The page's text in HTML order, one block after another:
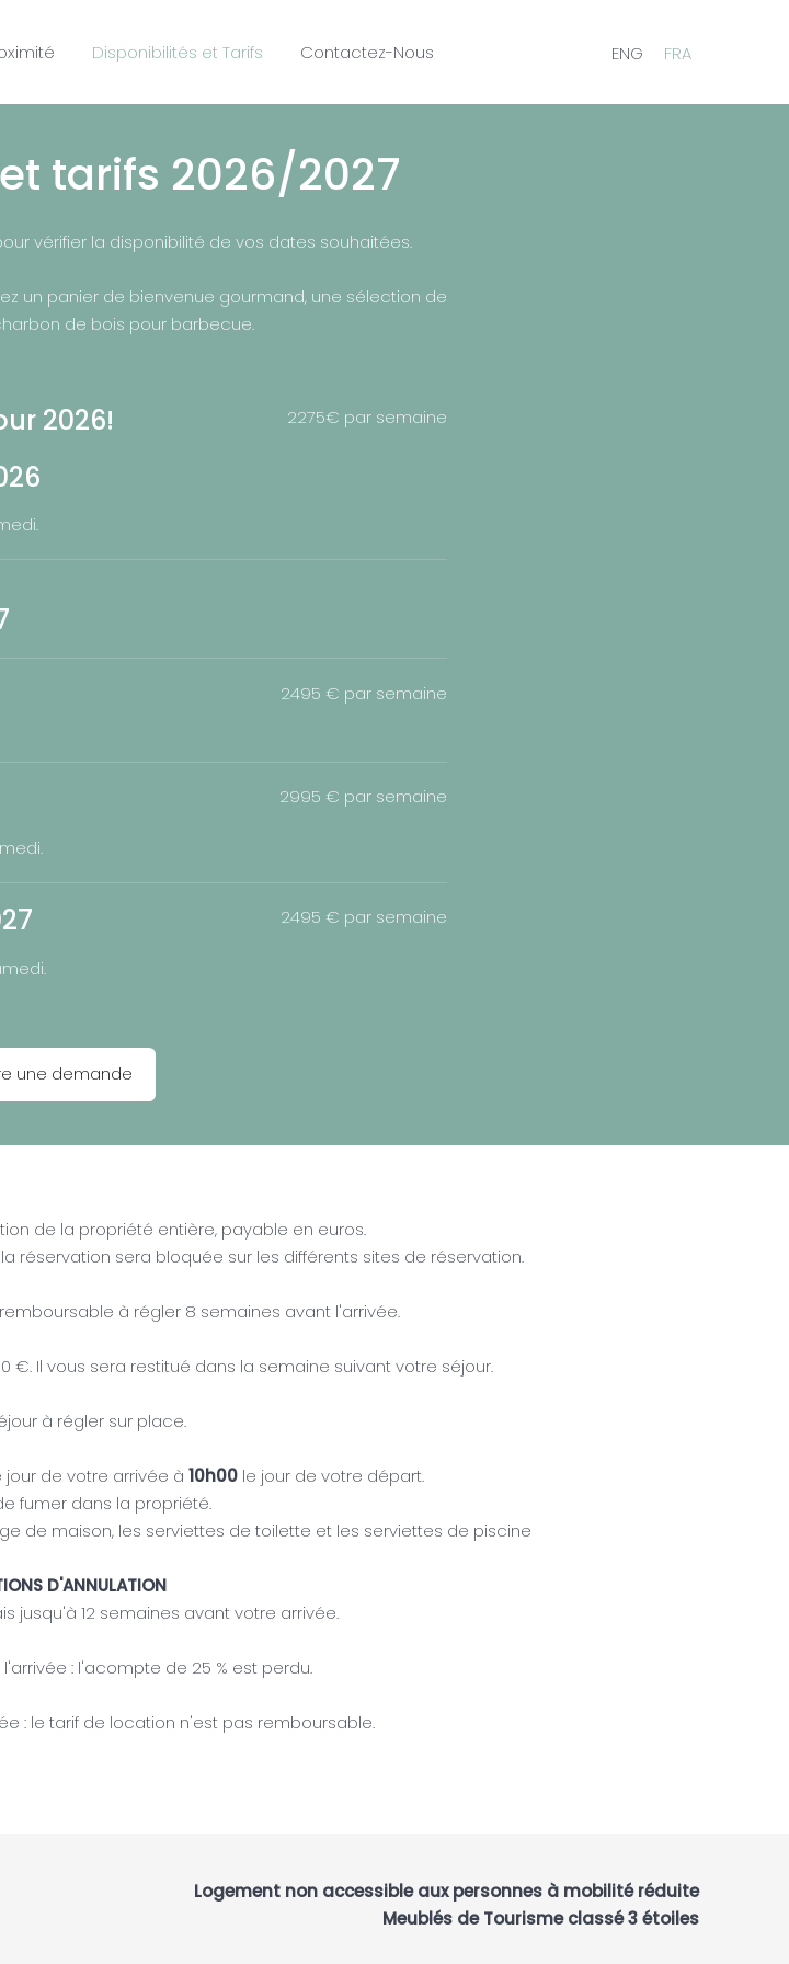
Disponibilités et Tarifs Contactez-Nous ENG FRA
tarifs 2026/2027
vérifier la disponibilité de vos dates souhaitées.
un panier de bienvenue gourmand, une sélection de
de bois pour barbecue.
2026!
2275€ par semaine
2495 € par semaine
2995 € par semaine
2495 € par semaine
une demande​
de la propriété entière, payable en euros.
réservation sera bloquée sur les différents sites de réservation.
à régler 8 semaines avant l'arrivée.
Il vous sera restitué dans la semaine suivant votre séjour.
à régler sur place.
de votre arrivée à 10h00le jour de votre départ.
fumer dans la propriété.
de maison, les serviettes de toilette et les serviettes de piscine
D'ANNULATION
jusqu'à 12 semaines avant votre arrivée.
: l'acompte de 25 % est perdu.
: le tarif de location n'est pas remboursable.
Logement non accessible aux personnes à mobilité réduite
Meublés de Tourisme classé 3 étoiles